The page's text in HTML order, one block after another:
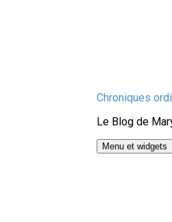
Chroniques
Le Blog de
Menu et widgets